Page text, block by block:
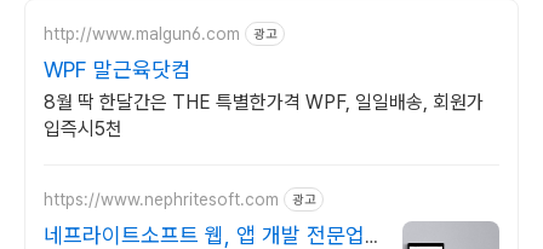
http://www.malgun6.com 광고
WPF 말근육닷컴
8월 딱 한달간은 THE 특별한가격 WPF, 일일배송, 회원가
입즉시5천
https://www.nephritesoft.com 광고
네프라이트소프트 웹, 앱 개발 전문업